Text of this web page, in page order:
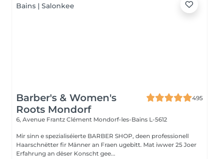
Barber's & Women's
Roots Mondorf
495
6, Avenue Frantz Clément Mondorf-les-Bains L-5612
Mir sinn e spezialiséierte BARBER SHOP, deen professionell
Haarschnëtter fir Männer an Fraen ugebitt. Mat iwwer 25 Joer
Erfahrung an dëser Konscht gee...